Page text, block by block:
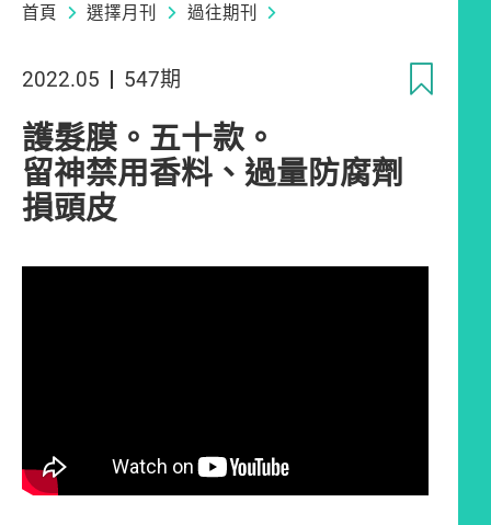
首頁 選擇月刊 過往期刊
2022.05 547期
護髮膜。五十款。
留神禁用香料、過量防腐劑
損頭皮